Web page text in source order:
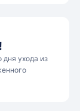
ухода из